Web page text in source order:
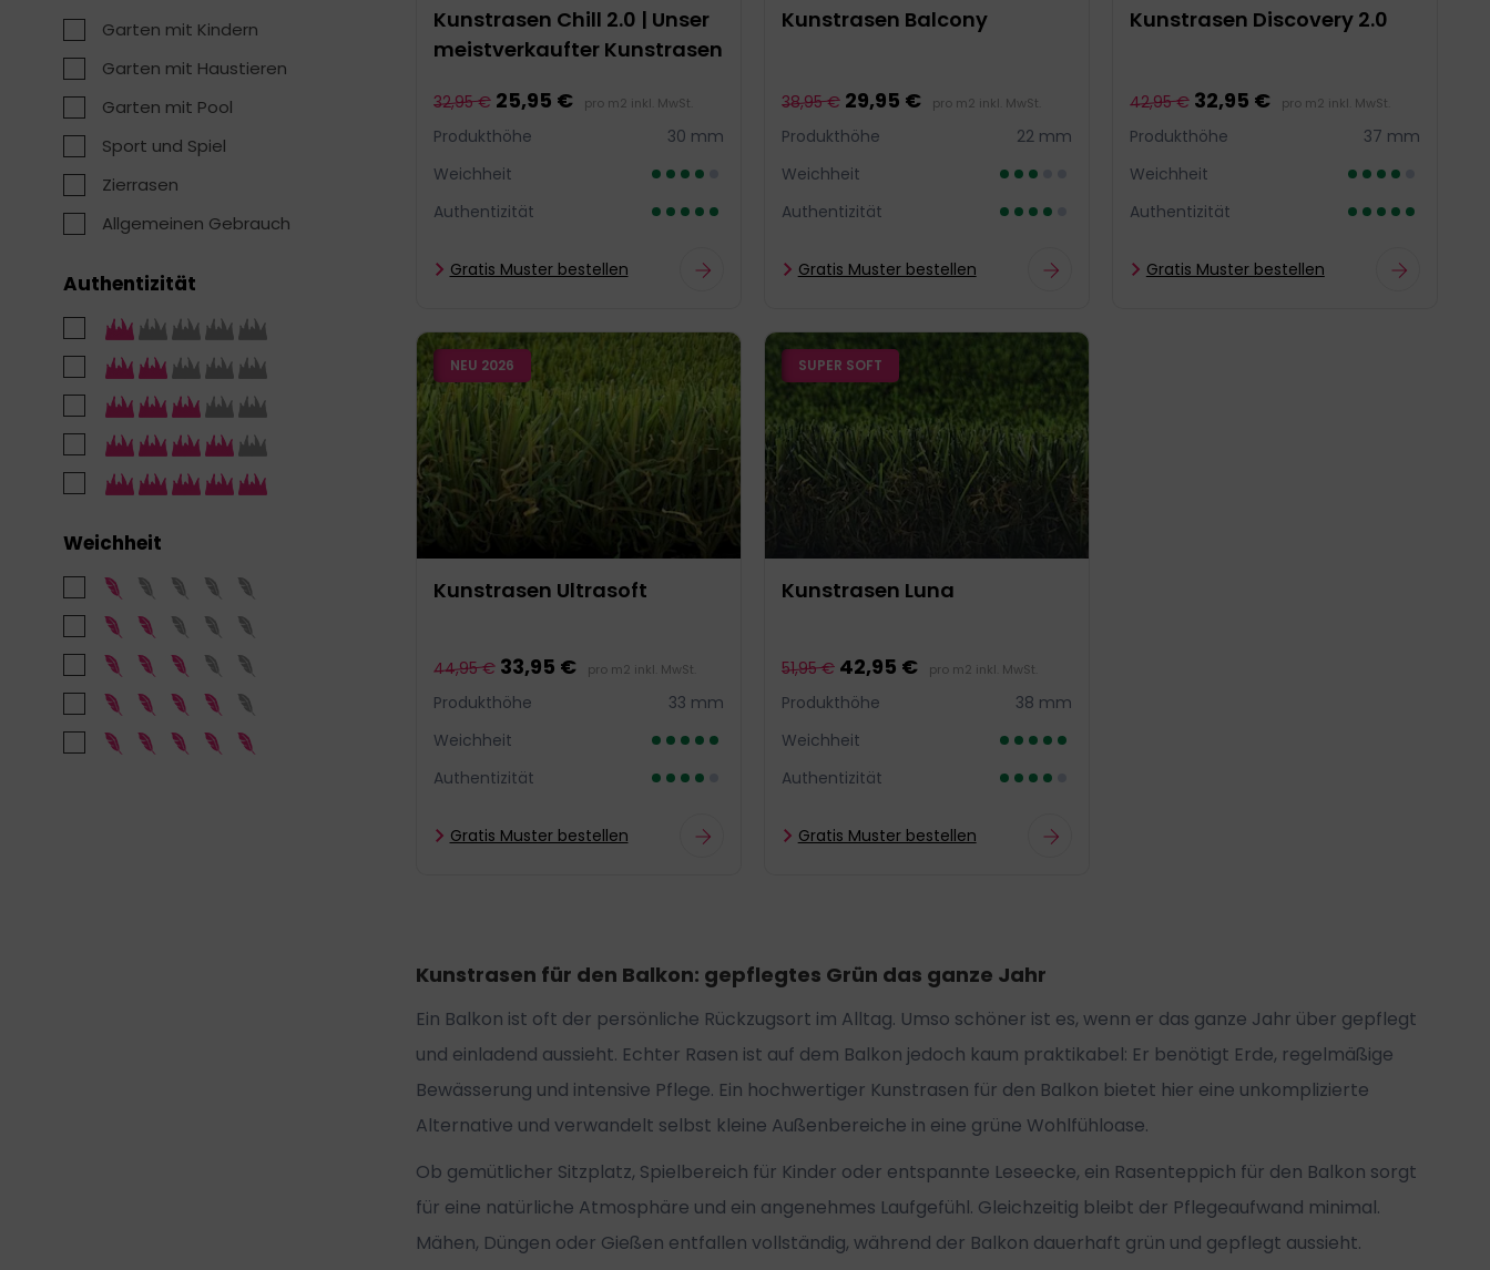
Garten mit Kindern
Garten mit Haustieren
Garten mit Pool
Sport und Spiel
Zierrasen
Allgemeinen Gebrauch
Authentizität
Weichheit
Kunstrasen Chill 2.0 | Unser
meistverkaufter Kunstrasen
32,95 € 25,95 € pro m2 inkl. MwSt.
Produkthöhe
30 mm
Weichheit
Authentizität
Gratis Muster bestellen
Kunstrasen Balcony
38,95 € 29,95 € pro m2 inkl. MwSt.
Produkthöhe
22 mm
Weichheit
Authentizität
Gratis Muster bestellen
Kunstrasen Discovery 2.0
42,95 € 32,95 € pro m2 inkl. MwSt.
Produkthöhe
37 mm
Weichheit
Authentizität
Gratis Muster bestellen
NEU 2026
Kunstrasen Ultrasoft
44,95 € 33,95 € pro m2 inkl. MwSt.
Produkthöhe
33 mm
Weichheit
Authentizität
Gratis Muster bestellen
SUPER SOFT
Kunstrasen Luna
51,95 € 42,95 € pro m2 inkl. MwSt.
Produkthöhe
38 mm
Weichheit
Authentizität
Gratis Muster bestellen
Kunstrasen für den Balkon: gepflegtes Grün das ganze Jahr
Ein Balkon ist oft der persönliche Rückzugsort im Alltag. Umso schöner ist es, wenn er das ganze Jahr über gepflegt
und einladend aussieht. Echter Rasen ist auf dem Balkon jedoch kaum praktikabel: Er benötigt Erde, regelmäßige
Bewässerung und intensive Pflege. Ein hochwertiger Kunstrasen für den Balkon bietet hier eine unkomplizierte
Alternative und verwandelt selbst kleine Außenbereiche in eine grüne Wohlfühloase.
Ob gemütlicher Sitzplatz, Spielbereich für Kinder oder entspannte Leseecke, ein Rasenteppich für den Balkon sorgt
für eine natürliche Atmosphäre und ein angenehmes Laufgefühl. Gleichzeitig bleibt der Pflegeaufwand minimal.
Mähen, Düngen oder Gießen entfallen vollständig, während der Balkon dauerhaft grün und gepflegt aussieht.